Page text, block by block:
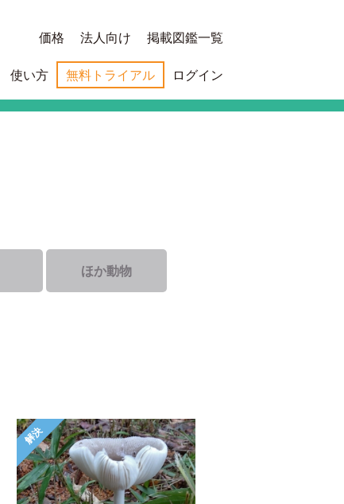
価格 法人向け 掲載図鑑一覧
使い方 無料トライアル ログイン
ほか動物
解決